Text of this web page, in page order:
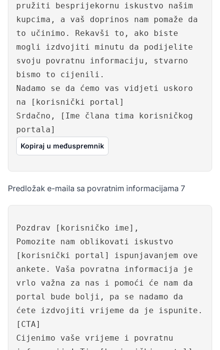
pružiti besprijekornu iskustvo našim
kupcima, a vaš doprinos nam pomaže da
to učinimo. Rekavši to, ako biste
mogli izdvojiti minutu da podijelite
svoju povratnu informaciju, stvarno
bismo to cijenili.
Nadamo se da ćemo vas vidjeti uskoro
na [korisnički portal]
Srdačno, [Ime člana tima korisničkog
portala]
Kopiraj u međuspremnik
Predložak e-maila sa povratnim informacijama 7
Pozdrav [korisničko ime],
Pomozite nam oblikovati iskustvo
[korisnički portal] ispunjavanjem ove
ankete. Vaša povratna informacija je
vrlo važna za nas i pomoći će nam da
portal bude bolji, pa se nadamo da
ćete izdvojiti vrijeme da je ispunite.
[CTA]
Cijenimo vaše vrijeme i povratnu